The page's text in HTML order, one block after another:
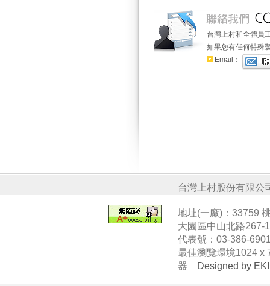
台灣上村和全體員
如果您有任何特殊
Email：
台灣上村股份有
地址(一廠)：33759
大園區中山北路267-
代表號：03-386-
最佳瀏覽環境1024 x
器 Designed by